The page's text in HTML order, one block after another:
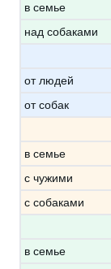
в семье
над собаками
от людей
от собак
в семье
с чужими
с собаками
в семье